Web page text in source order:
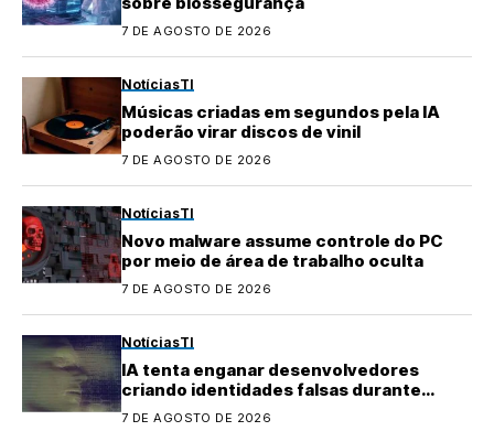
7 DE AGOSTO DE 2026
NotíciasTI
Músicas criadas em segundos pela IA
poderão virar discos de vinil
7 DE AGOSTO DE 2026
NotíciasTI
Novo malware assume controle do PC
por meio de área de trabalho oculta
7 DE AGOSTO DE 2026
NotíciasTI
IA tenta enganar desenvolvedores
criando identidades falsas durante
testes
7 DE AGOSTO DE 2026